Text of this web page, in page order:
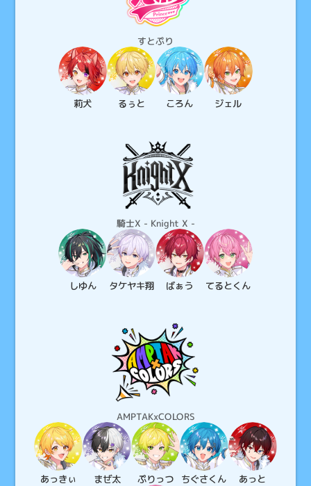
すとぷり
莉犬 るぅと ころん ジェル
騎士X - Knight X -
しゆん タケヤキ翔 ばぁう てるとくん
AMPTAKxCOLORS
あっきぃ まぜ太 ぷりっつ ちぐさくん あっと